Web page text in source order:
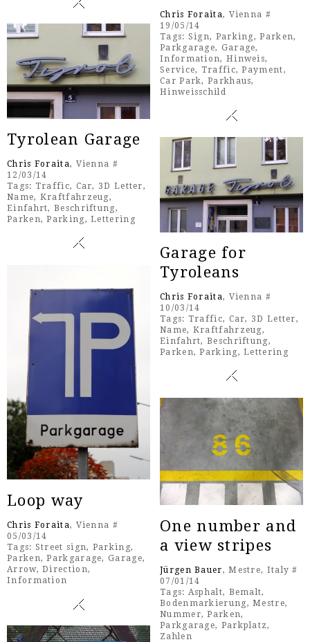
Chris Foraita, Vienna #
19/05/14
Tags: Sign, Parking,Parken,
Parkgarage, Garage,
Information, Hinweis,
Service, Traffic,Payment,
Car Park,Parkhaus,
Hinweisschild
Tyrolean Garage
Chris Foraita, Vienna #
12/03/14
Tags: Traffic, Car, 3D Letter,
Name, Kraftfahrzeug,
Einfahrt,Beschriftung,
Parken,Parking,Lettering
Garage for
Tyroleans
Chris Foraita, Vienna #
10/03/14
Tags: Traffic, Car, 3D Letter,
Name, Kraftfahrzeug,
Einfahrt,Beschriftung,
Parken,Parking,Lettering
Loop way
Chris Foraita, Vienna #
05/03/14
Tags: Street sign, Parking,
Parken,Parkgarage,Garage,
Arrow,Direction,
Information
One number and
a view stripes
Jürgen Bauer, Mestre, Italy #
07/01/14
Tags: Asphalt, Bemalt,
Bodenmarkierung,Mestre,
Nummer,Parken,
Parkgarage, Parkplatz,
Zahlen